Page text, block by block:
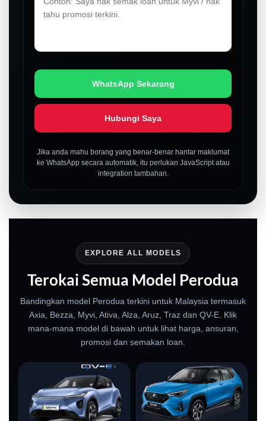
WhatsApp Sekarang
Hubungi Saya
Jika anda mahu borang yang benar-benar hantar maklumat
ke WhatsApp secara automatik, itu perlukan JavaScript atau
integration tambahan.
EXPLORE ALL MODELS
Terokai Semua Model Perodua
Bandingkan model Perodua terkini untuk Malaysia termasuk
Axia, Bezza, Myvi, Ativa, Alza, Aruz, Traz dan QV-E. Klik
mana-mana model di bawah untuk lihat harga, ansuran,
promosi dan semakan loan.